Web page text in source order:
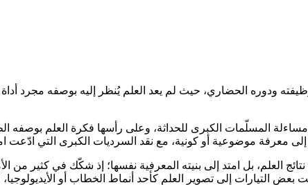
ودوره الحضاري، حيث لم يعد العلم يُنظر إليه بوصفه مجرد
المسلّمات الكبرى للحداثة، وعلى رأسها فكرة العلم بوصفه
موضوعية أو كونية، مع نقد السرديات الكبرى التي ادّعت
العلم، بل امتد إلى بنيته المعرفية نفسها؛ إذ شكّك في كثير من
بعض التيارات إلى تصوير العلم كأحد أنماط الخطاب أو